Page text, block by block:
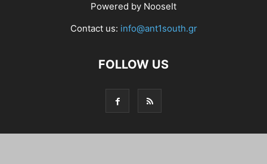
Powered by NooseIt
Contact us: info@ant1south.gr
FOLLOW US